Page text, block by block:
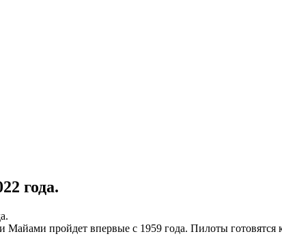
года.
пройдет впервые с 1959 года. Пилоты готовятся